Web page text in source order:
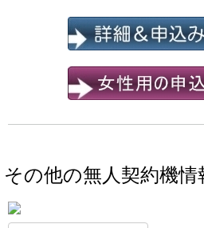
その他の無人契約機情